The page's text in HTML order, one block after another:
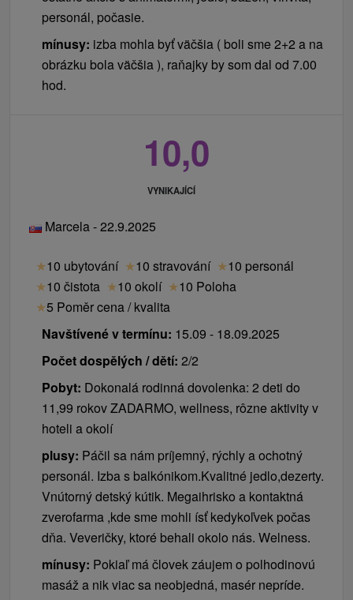
parkování před hotelem
dětský koutek a dětské kino
Zvěrofarma Hubert - kontaktní prohlídka
zvěrofarmy (edukační ,,okénko" pro děti - péče o
sleva na vstupy do Tricklandia, Poliankovo ​​nebo
sleva 50 % na Bylinkovou nebo Kleopatřinu
děti
Dítě do 2,99 let bez nároku na ubytovací služby
zdarma (při pobytu pouze 1 dospělé osoby s 1
infantem na pokoji účtujeme příplatek 15 € / noc).
1 dítě do 7,99 let na přistýlce, v postýlce nebo na
(sleva platí, pokud je dítě na pokoji se 2 plně
platícími dospělými osobami).
Ceník - Příplatky
Platí se na místě při příjezdu na recepci.
místní poplatek 0,50 € / osoba / noc
příplatek za zvíře 15 € / osoba / noc
30,00 € příplatek za časný CHECK IN a/nebo
pozdní CHECK OUT
2,00 € příplatek za ztrátu nebo poškození karty od
pokoje
personál, počasie.
mínusy: izba mohla byť väčšia ( boli sme 2+2 a na
obrázku bola väčšia ), raňajky by som dal od 7.00
hod.
10,0
VYNIKAJÍCÍ
Marcela - 22.9.2025
★10 ubytování ★10 stravování ★10 personál
★10 čistota ★10 okolí ★10 Poloha
★5 Poměr cena / kvalita
Navštívené v termínu: 15.09 - 18.09.2025
Počet dospělých / dětí: 2/2
Pobyt: Dokonalá rodinná dovolenka: 2 deti do
11,99 rokov ZADARMO, wellness, rôzne aktivity v
hoteli a okolí
plusy: Páčil sa nám príjemný, rýchly a ochotný
personál. Izba s balkónikom.Kvalitné jedlo,dezerty.
Vnútorný detský kútik. Megaihrisko a kontaktná
zverofarma ,kde sme mohli ísť kedykoľvek počas
dňa. Veveričky, ktoré behali okolo nás. Welness.
mínusy: Pokiaľ má človek záujem o polhodinovú
masáž a nik viac sa neobjedná, masér nepríde.